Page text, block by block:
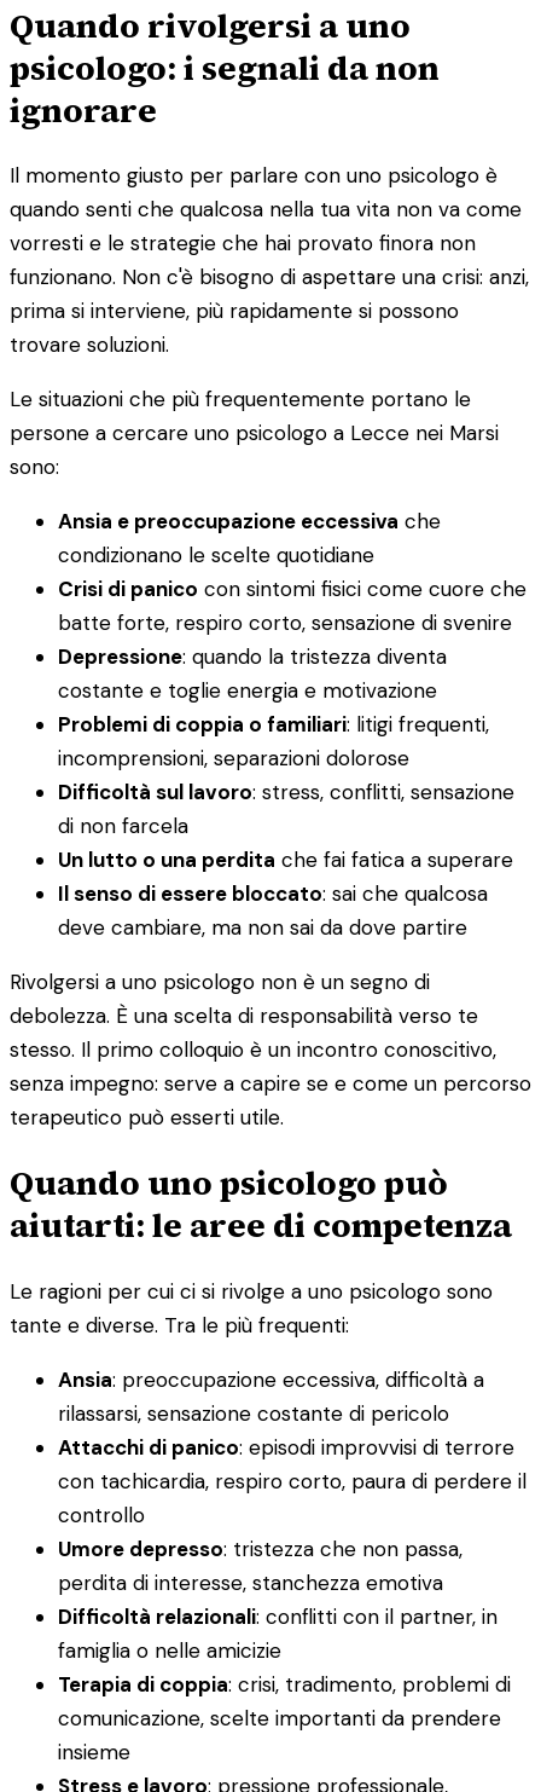
Quando rivolgersi a uno
psicologo: i segnali da non
ignorare
Il momento giusto per parlare con uno psicologo è
quando senti che qualcosa nella tua vita non va come
vorresti e le strategie che hai provato finora non
funzionano. Non c'è bisogno di aspettare una crisi: anzi,
prima si interviene, più rapidamente si possono
trovare soluzioni.
Le situazioni che più frequentemente portano le
persone a cercare uno psicologo a Lecce nei Marsi
sono:
Ansia e preoccupazione eccessiva che
condizionano le scelte quotidiane
Crisi di panico con sintomi fisici come cuore che
batte forte, respiro corto, sensazione di svenire
Depressione: quando la tristezza diventa
costante e toglie energia e motivazione
Problemi di coppia o familiari: litigi frequenti,
incomprensioni, separazioni dolorose
Difficoltà sul lavoro: stress, conflitti, sensazione
di non farcela
Un lutto o una perdita che fai fatica a superare
Il senso di essere bloccato: sai che qualcosa
deve cambiare, ma non sai da dove partire
Rivolgersi a uno psicologo non è un segno di
debolezza. È una scelta di responsabilità verso te
stesso. Il primo colloquio è un incontro conoscitivo,
senza impegno: serve a capire se e come un percorso
terapeutico può esserti utile.
Quando uno psicologo può
aiutarti: le aree di competenza
Le ragioni per cui ci si rivolge a uno psicologo sono
tante e diverse. Tra le più frequenti:
Ansia: preoccupazione eccessiva, difficoltà a
rilassarsi, sensazione costante di pericolo
Attacchi di panico: episodi improvvisi di terrore
con tachicardia, respiro corto, paura di perdere il
controllo
Umore depresso: tristezza che non passa,
perdita di interesse, stanchezza emotiva
Difficoltà relazionali: conflitti con il partner, in
famiglia o nelle amicizie
Terapia di coppia: crisi, tradimento, problemi di
comunicazione, scelte importanti da prendere
insieme
Stress e lavoro: pressione professionale,